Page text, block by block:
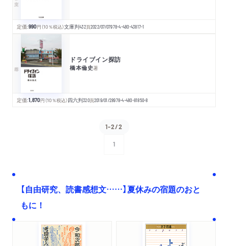
定価:990円 （10％税込）文庫判432頁2022/07/07978-4-480-43817-1
ドライブイン探訪
橋本倫史著
定価:1,870円 （10％税込）四六判320頁2019/01/28978-4-480-81850-8
1-2/2
1
【自由研究、読書感想文……】夏休みの宿題のおと
もに！